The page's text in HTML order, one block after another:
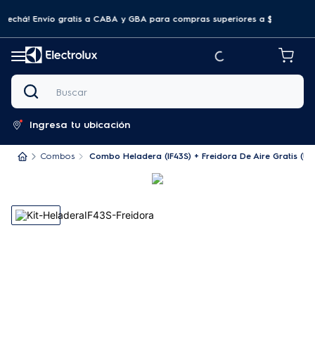
Envío gratis a CABA y GBA para compras superiores a $69.999
Buscar
Ingresa tu ubicación
Combos Combo Heladera (IF43S) + Freidora De Aire Gratis